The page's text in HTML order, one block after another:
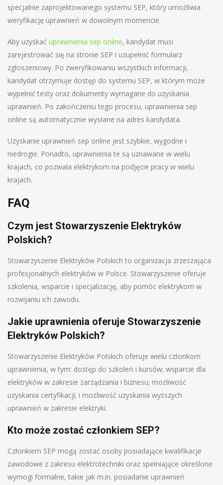
specjalnie zaprojektowanego systemu SEP, który umożliwia
weryfikację uprawnień w dowolnym momencie.
Aby uzyskać uprawnienia sep online, kandydat musi
zarejestrować się na stronie SEP i uzupełnić formularz
zgłoszeniowy. Po zweryfikowaniu wszystkich informacji,
kandydat otrzymuje dostęp do systemu SEP, w którym może
wypełnić testy oraz dokumenty wymagane do uzyskania
uprawnień. Po zakończeniu tego procesu, uprawnienia sep
online są automatycznie wysłane na adres kandydata.
Uzyskanie uprawnień sep online jest szybkie, wygodne i
niedrogie. Ponadto, uprawnienia te są uznawane w wielu
krajach, co pozwala elektrykom na podjęcie pracy w wielu
krajach.
FAQ
Czym jest Stowarzyszenie Elektryków
Polskich?
Stowarzyszenie Elektryków Polskich to organizacja zrzeszająca
profesjonalnych elektryków w Polsce. Stowarzyszenie oferuje
szkolenia, wsparcie i specjalizację, aby pomóc elektrykom w
rozwijaniu ich zawodu.
Jakie uprawnienia oferuje Stowarzyszenie
Elektryków Polskich?
Stowarzyszenie Elektryków Polskich oferuje wielu członkom
uprawnienia, w tym: dostęp do szkoleń i kursów; wsparcie dla
elektryków w zakresie zarządzania i biznesu; możliwość
uzyskania certyfikacji; i możliwość uzyskania wyższych
uprawnień w zakresie elektryki.
Kto może zostać członkiem SEP?
Członkiem SEP mogą zostać osoby posiadające kwalifikacje
zawodowe z zakresu elektrotechniki oraz spełniające określone
wymogi formalne, takie jak m.in. posiadanie uprawnień